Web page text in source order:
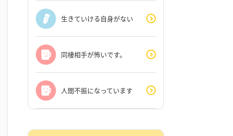
生きていける自身がない
同棲相手が怖いです。
人間不振になっています